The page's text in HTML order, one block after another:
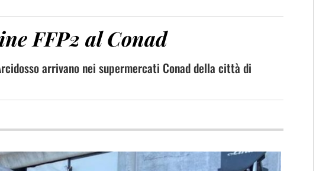
FFP2 al Conad
arrivano nei supermercati Conad della città di